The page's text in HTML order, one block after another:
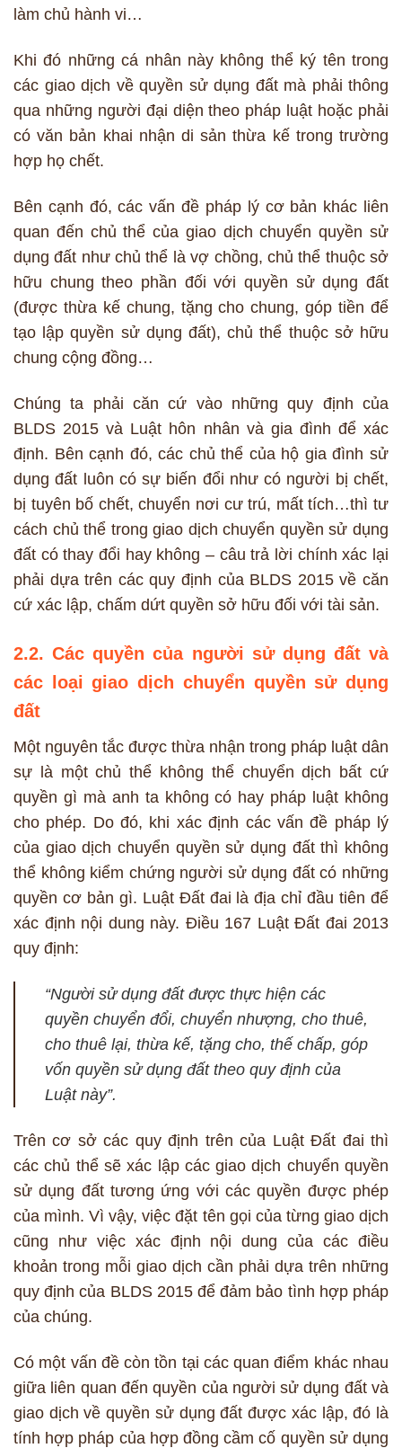
làm chủ hành vi…
Khi đó những cá nhân này không thể ký tên trong
các giao dịch về quyền sử dụng đất mà phải thông
qua những người đại diện theo pháp luật hoặc phải
có văn bản khai nhận di sản thừa kế trong trường
hợp họ chết.
Bên cạnh đó, các vấn đề pháp lý cơ bản khác liên
quan đến chủ thể của giao dịch chuyển quyền sử
dụng đất như chủ thể là vợ chồng, chủ thể thuộc sở
hữu chung theo phần đối với quyền sử dụng đất
(được thừa kế chung, tặng cho chung, góp tiền để
tạo lập quyền sử dụng đất), chủ thể thuộc sở hữu
chung cộng đồng…
Chúng ta phải căn cứ vào những quy định của
BLDS 2015 và Luật hôn nhân và gia đình để xác
định. Bên cạnh đó, các chủ thể của hộ gia đình sử
dụng đất luôn có sự biến đổi như có người bị chết,
bị tuyên bố chết, chuyển nơi cư trú, mất tích…thì tư
cách chủ thể trong giao dịch chuyển quyền sử dụng
đất có thay đổi hay không – câu trả lời chính xác lại
phải dựa trên các quy định của BLDS 2015 về căn
cứ xác lập, chấm dứt quyền sở hữu đối với tài sản.
2.2. Các quyền của người sử dụng đất và
các loại giao dịch chuyển quyền sử dụng
đất
Một nguyên tắc được thừa nhận trong pháp luật dân
sự là một chủ thể không thể chuyển dịch bất cứ
quyền gì mà anh ta không có hay pháp luật không
cho phép. Do đó, khi xác định các vấn đề pháp lý
của giao dịch chuyển quyền sử dụng đất thì không
thể không kiểm chứng người sử dụng đất có những
quyền cơ bản gì. Luật Đất đai là địa chỉ đầu tiên để
xác định nội dung này. Điều 167 Luật Đất đai 2013
quy định:
“Người sử dụng đất được thực hiện các
quyền chuyển đổi, chuyển nhượng, cho thuê,
cho thuê lại, thừa kế, tặng cho, thế chấp, góp
vốn quyền sử dụng đất theo quy định của
Luật này”.
Trên cơ sở các quy định trên của Luật Đất đai thì
các chủ thể sẽ xác lập các giao dịch chuyển quyền
sử dụng đất tương ứng với các quyền được phép
của mình. Vì vậy, việc đặt tên gọi của từng giao dịch
cũng như việc xác định nội dung của các điều
khoản trong mỗi giao dịch cần phải dựa trên những
quy định của BLDS 2015 để đảm bảo tình hợp pháp
của chúng.
Có một vấn đề còn tồn tại các quan điểm khác nhau
giữa liên quan đến quyền của người sử dụng đất và
giao dịch về quyền sử dụng đất được xác lập, đó là
tính hợp pháp của hợp đồng cầm cố quyền sử dụng